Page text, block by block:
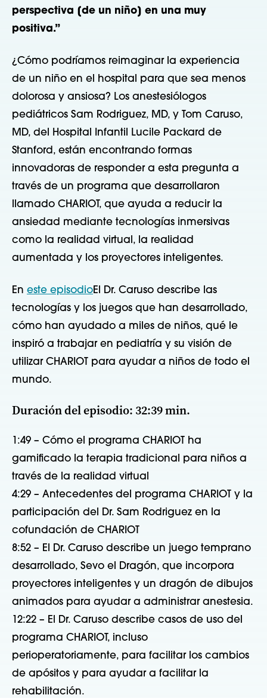
perspectiva [de un niño] en una muy
positiva.”
¿Cómo podríamos reimaginar la experiencia
de un niño en el hospital para que sea menos
dolorosa y ansiosa? Los anestesiólogos
pediátricos Sam Rodriguez, MD, y Tom Caruso,
MD, del Hospital Infantil Lucile Packard de
Stanford, están encontrando formas
innovadoras de responder a esta pregunta a
través de un programa que desarrollaron
llamado CHARIOT, que ayuda a reducir la
ansiedad mediante tecnologías inmersivas
como la realidad virtual, la realidad
aumentada y los proyectores inteligentes.
En este episodioEl Dr. Caruso describe las
tecnologías y los juegos que han desarrollado,
cómo han ayudado a miles de niños, qué le
inspiró a trabajar en pediatría y su visión de
utilizar CHARIOT para ayudar a niños de todo el
mundo.
Duración del episodio: 32:39 min.
1:49 – Cómo el programa CHARIOT ha
gamificado la terapia tradicional para niños a
través de la realidad virtual
4:29 – Antecedentes del programa CHARIOT y la
participación del Dr. Sam Rodriguez en la
cofundación de CHARIOT
8:52 – El Dr. Caruso describe un juego temprano
desarrollado, Sevo el Dragón, que incorpora
proyectores inteligentes y un dragón de dibujos
animados para ayudar a administrar anestesia.
12:22 – El Dr. Caruso describe casos de uso del
programa CHARIOT, incluso
perioperatoriamente, para facilitar los cambios
de apósitos y para ayudar a facilitar la
rehabilitación.